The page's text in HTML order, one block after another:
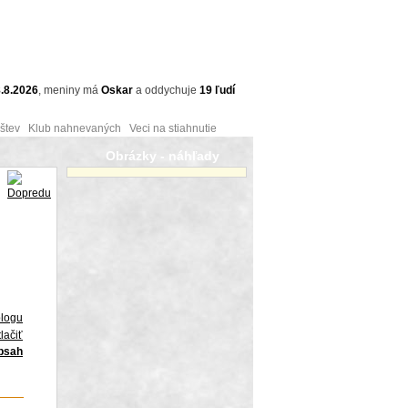
, meniny má Oskar a oddychuje 19 ľudí
Klub nahnevaných Veci na stiahnutie
Obrázky - náhľady